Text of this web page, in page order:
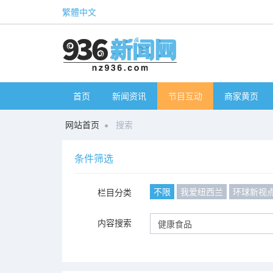
繁體中文
首页 新闻资讯 节目互动 商家黄页
网站首页 搜索
条件筛选
栏目分类 不限 我爱纽西兰 环球新视
内容搜索